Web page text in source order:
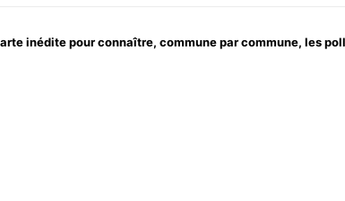
inédite pour connaître, commune par commune, les